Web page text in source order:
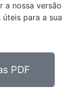
a nossa versão
para a sua
PDF